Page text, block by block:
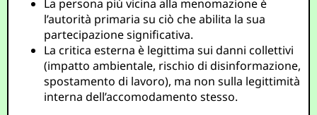
La persona più vicina alla menomazione è
l’autorità primaria su ciò che abilita la sua
partecipazione significativa.
La critica esterna è legittima sui danni collettivi
(impatto ambientale, rischio di disinformazione,
spostamento di lavoro), ma non sulla legittimità
interna dell’accomodamento stesso.